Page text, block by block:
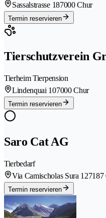
Sassalstrasse 187000 Chur
Termin reservieren
Tierschutzverein
Tierheim Tierpension
Lindenquai 107000 Chur
Termin reservieren
Saro Cat AG
Tierbedarf
Via Camischolas Sura 127187
Termin reservieren